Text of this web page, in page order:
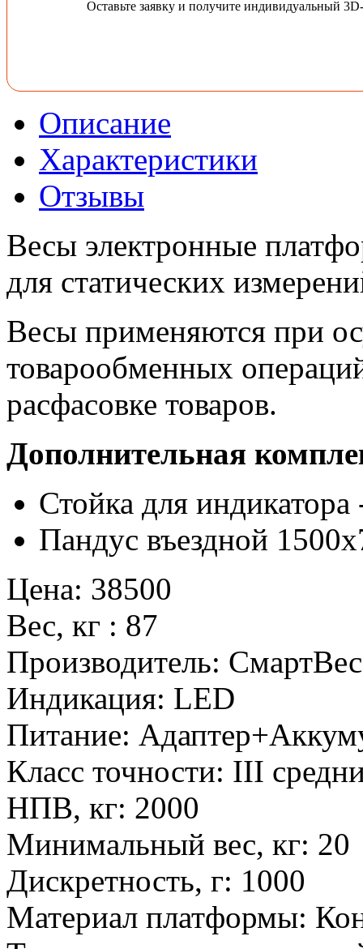
Оставьте заявку и получите индивидуальный
Описание
Характеристики
Отзывы
Весы электронные
для статических
Весы применяются при
товарообменных
расфасовке товаров.
Дополнительная
Стойка для
Пандус въездной
Цена: 38500
Вес, кг : 87
Производитель:
Индикация: LED
Питание:
Класс точности: III
НПВ, кг: 2000
Минимальный вес, кг: 20
Дискретность, г: 1000
Материал платформы: